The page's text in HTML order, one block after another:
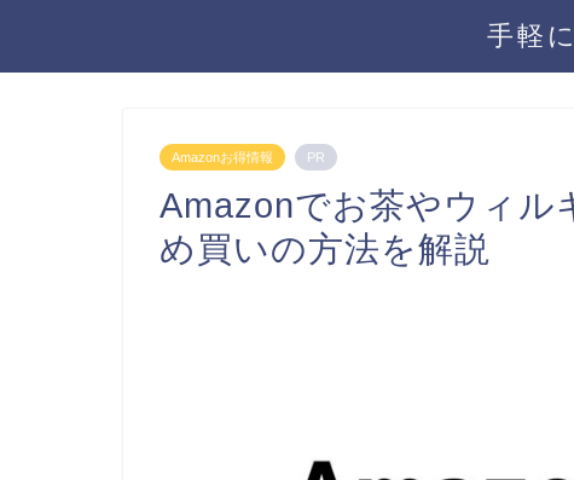
手軽
Amazonお得情報 PR
Amazonでお茶やウィル
め買いの方法を解説